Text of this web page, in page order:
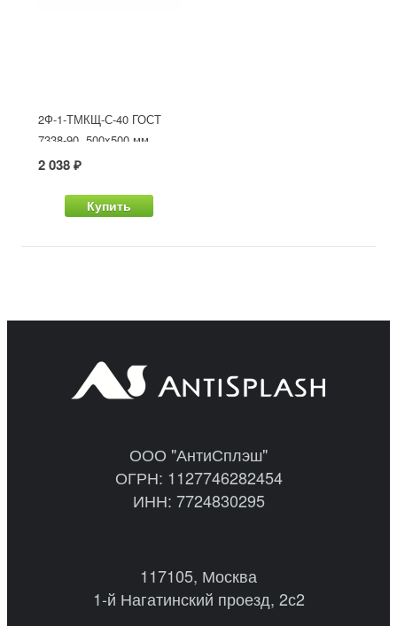
2Ф-1-ТМКЩ-С-40 ГОСТ
7338-90, 500x500 мм
2 038 ₽
Купить
ООО "АнтиСплэш"
ОГРН: 1127746282454
ИНН: 7724830295
117105, Москва
1-й Нагатинский проезд, 2с2